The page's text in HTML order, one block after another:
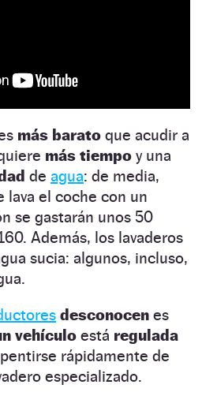
más barato que acudir a
más tiempo y una
de agua: de media,
lava el coche con un
se gastarán unos 50
Además, los lavaderos
sucia: algunos, incluso,
desconocen es
vehículo está regulada
rápidamente de
especializado.